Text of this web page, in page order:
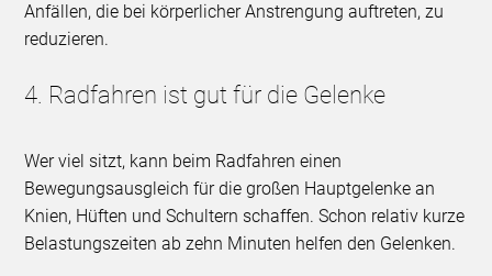
Anfällen, die bei körperlicher Anstrengung auftreten, zu
reduzieren.
4. Radfahren ist gut für die Gelenke
Wer viel sitzt, kann beim Radfahren einen
Bewegungsausgleich für die großen Hauptgelenke an
Knien, Hüften und Schultern schaffen. Schon relativ kurze
Belastungszeiten ab zehn Minuten helfen den Gelenken.